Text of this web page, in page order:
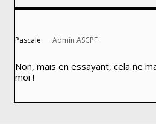
Pascale Admin ASCPF
Non, mais en essayant, cela ne
moi !